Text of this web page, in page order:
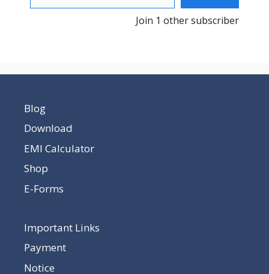
Join 1 other subscriber
Blog
Download
EMI Calculator
Shop
E-Forms
Important Links
Payment
Notice